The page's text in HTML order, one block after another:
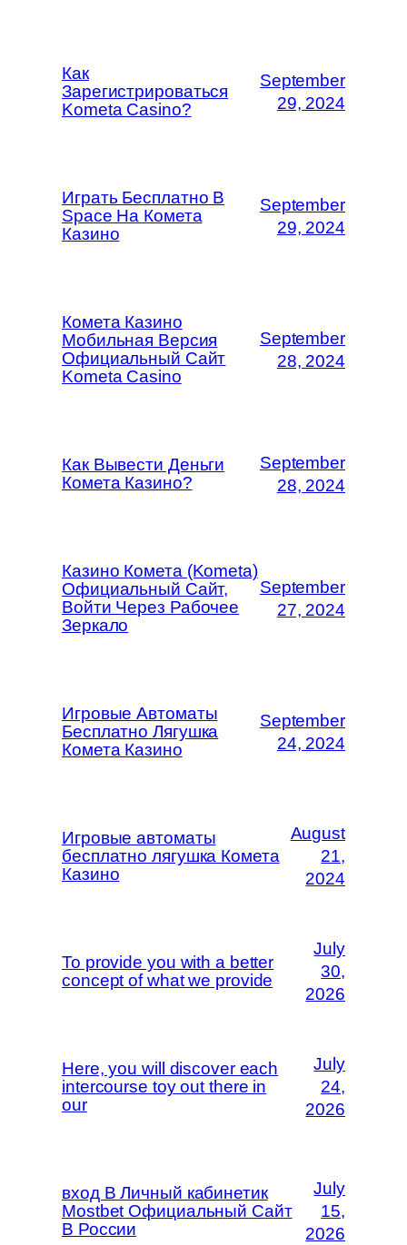
Как
Зарегистрироваться
Kometa Casino?
September
29, 2024
Играть Бесплатно В
Space На Комета
Казино
September
29, 2024
Комета Казино
Мобильная Версия
Официальный Сайт
Kometa Casino
September
28, 2024
Как Вывести Деньги
Комета Казино?
September
28, 2024
Казино Комета (Kometa)
Официальный Сайт,
Войти Через Рабочее
Зеркало
September
27, 2024
Игровые Автоматы
Бесплатно Лягушка
Комета Казино
September
24, 2024
Игровые автоматы
бесплатно лягушка Комета
Казино
August
21,
2024
To provide you with a better
concept of what we provide
July
30,
2026
Here, you will discover each
intercourse toy out there in
our
July
24,
2026
вход В Личный кабинетик
Mostbet Официальный Сайт
В России
July
15,
2026